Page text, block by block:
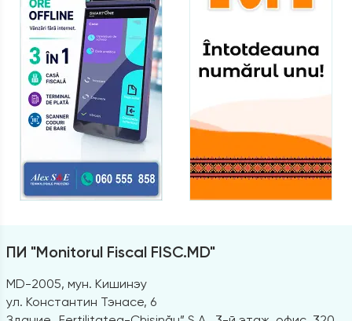
ПИ "Monitorul Fiscal FISC.MD"
MD-2005, мун. Кишинэу
ул. Константин Тэнасе, 6